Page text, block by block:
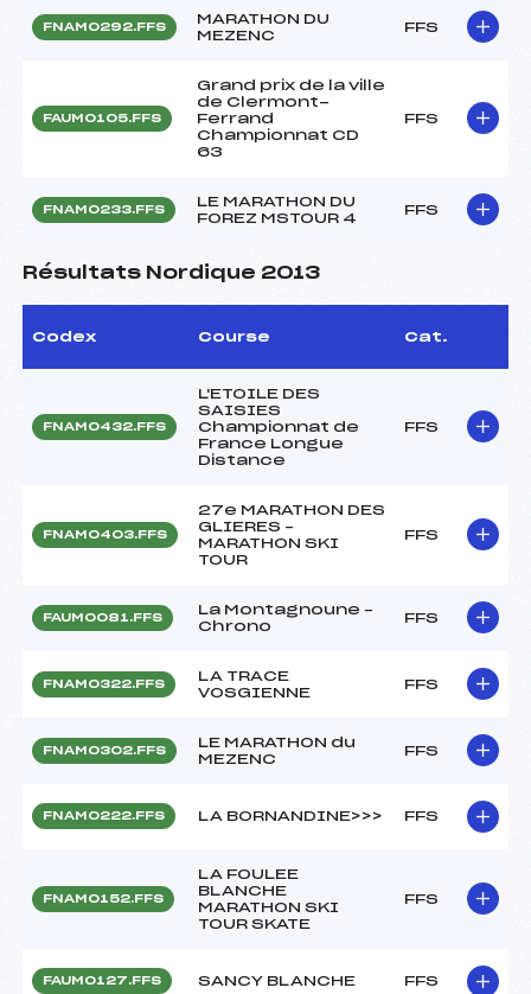
FNAM0292.FFS
MARATHON DU
MEZENC
FFS
FAUM0105.FFS
Grand prix de la ville
de Clermont-
Ferrand
Championnat CD
63
FFS
FNAM0233.FFS
LE MARATHON DU
FOREZ MSTOUR 4
FFS
Résultats Nordique 2013
Codex Course Cat.
FNAM0432.FFS
L'ETOILE DES
SAISIES
Championnat de
France Longue
Distance
FFS
FNAM0403.FFS
27e MARATHON DES
GLIERES –
MARATHON SKI
TOUR
FFS
FAUM0081.FFS
La Montagnoune –
Chrono
FFS
FNAM0322.FFS
LA TRACE
VOSGIENNE
FFS
FNAM0302.FFS
LE MARATHON du
MEZENC
FFS
FNAM0222.FFS LA BORNANDINE>>> FFS
FNAM0152.FFS
LA FOULEE
BLANCHE
MARATHON SKI
TOUR SKATE
FFS
FAUM0127.FFS SANCY BLANCHE FFS